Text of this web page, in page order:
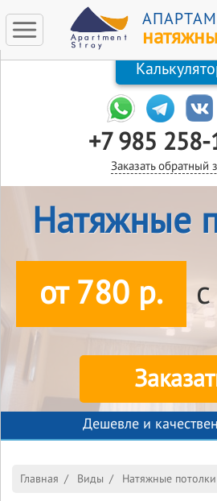
+7 985
Заказать обратный
Натяжные
от 780 р.
Дешевле и
Главная / Виды / Натяжные